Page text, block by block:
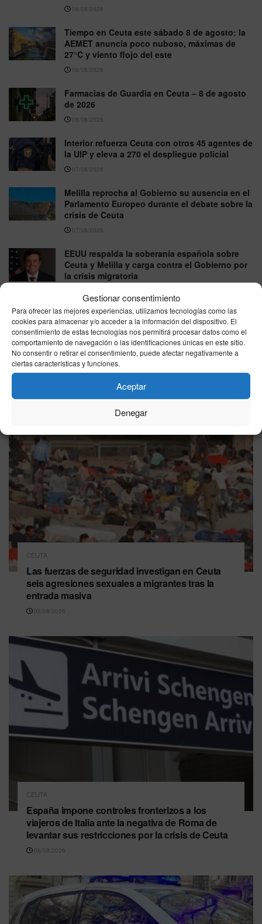
Gestionar consentimiento
Para ofrecer las mejores experiencias, utilizamos tecnologías como las
cookies para almacenar y/o acceder a la información del dispositivo. El
consentimiento de estas tecnologías nos permitirá procesar datos como el
comportamiento de navegación o las identificaciones únicas en este sitio.
No consentir o retirar el consentimiento, puede afectar negativamente a
ciertas características y funciones.
Aceptar
Denegar
08/08/2026
Tiempo en Ceuta este sábado 8 de agosto: la
AEMET anuncia poco nuboso, máximas de
27°C y viento flojo del este
08/08/2026
Farmacias de Guardia en Ceuta – 8 de agosto
de 2026
08/08/2026
Interior refuerza Ceuta con otros 45 agentes de
la UIP y eleva a 270 el despliegue policial
07/08/2026
Melilla reprocha al Gobierno su ausencia en el
Parlamento Europeo durante el debate sobre la
crisis de Ceuta
07/08/2026
EEUU respalda la soberanía española sobre
Ceuta y Melilla y carga contra el Gobierno por
la crisis migratoria
VER MÁS
Última hora
CEUTA
Las fuerzas de seguridad investigan en Ceuta
seis agresiones sexuales a migrantes tras la
entrada masiva
08/08/2026
CEUTA
España impone controles fronterizos a los
viajeros de Italia ante la negativa de Roma de
levantar sus restricciones por la crisis de Ceuta
08/08/2026